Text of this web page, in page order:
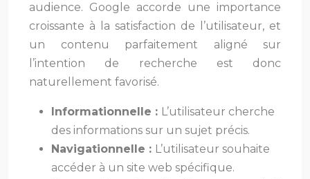
audience. Google accorde une importance
croissante à la satisfaction de l’utilisateur, et
un contenu parfaitement aligné sur
l’intention de recherche est donc
naturellement favorisé.
Informationnelle : L’utilisateur cherche
des informations sur un sujet précis.
Navigationnelle : L’utilisateur souhaite
accéder à un site web spécifique.